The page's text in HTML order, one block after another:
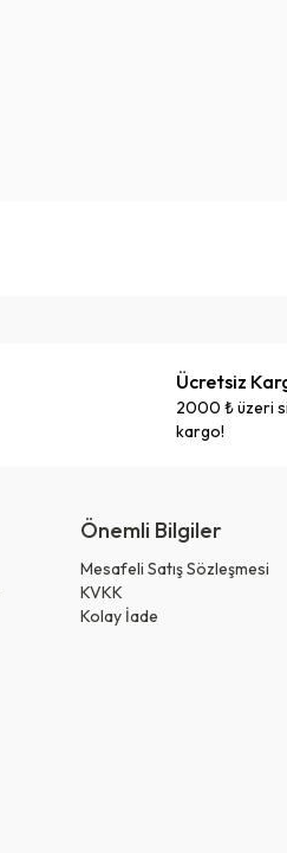
Ücretsiz
2000 ₺ üzeri
kargo!
Önemli Bilgiler
Mesafeli Satış Sözleşmesi
KVKK
Kolay İade